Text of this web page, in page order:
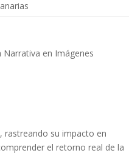
en Imágenes
rastreando su impacto en
el retorno real de la